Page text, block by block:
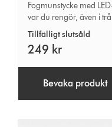
Fogmunstycke med
var du rengör, även i
Tillfälligt slutsåld
249 kr
Bevaka produkt